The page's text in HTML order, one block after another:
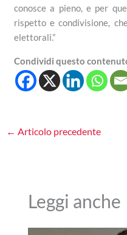
conosce a pieno, e per
rispetto e condivisione,
elettorali.”
Condividi questo
← Articolo precedente
Leggi anche